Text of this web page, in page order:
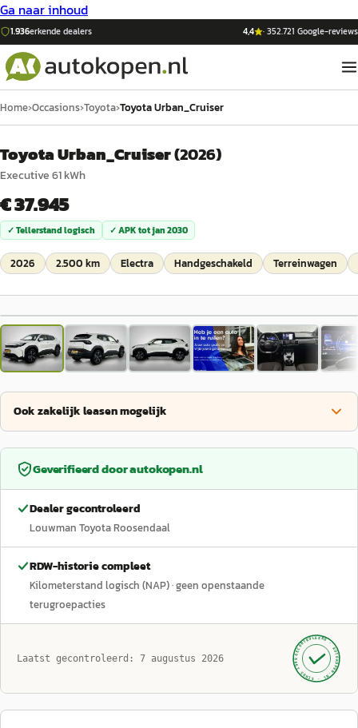
Ga naar inhoud
1.936erkende dealers 4,4 ·352.721 Google-reviews
Home›Occasions›Toyota›Toyota Urban_Cruiser
Toyota Urban_Cruiser(2026)
Executive 61 kWh
€ 37.945
✓ Tellerstand logisch ✓ APK totjan 2030
2026 2.500 km Electra Handgeschakeld Terreinwagen
1/49
Ook zakelijk leasen mogelijk
Geverifieerd doorautokopen.nl
Dealer gecontroleerd
Louwman Toyota Roosendaal
RDW-historie compleet
Kilometerstand logisch (NAP)· geen openstaande
terugroepacties
Laatst gecontroleerd: 7 augustus 2026 GECONTROLEERD ·
AUTOKOPEN.NL
· SINDS 1999 ·